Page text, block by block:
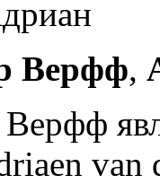
Верфф,
van